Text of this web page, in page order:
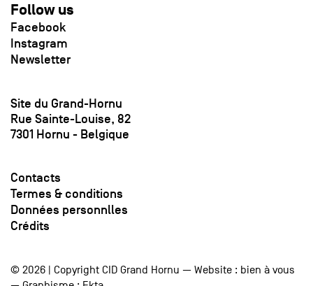
Follow us
Facebook
Instagram
Newsletter
Site du Grand-Hornu
Rue Sainte-Louise, 82
7301 Hornu - Belgique
Contacts
Termes & conditions
Données personnlles
Crédits
© 2026 | Copyright CID Grand Hornu — Website : bien à vous